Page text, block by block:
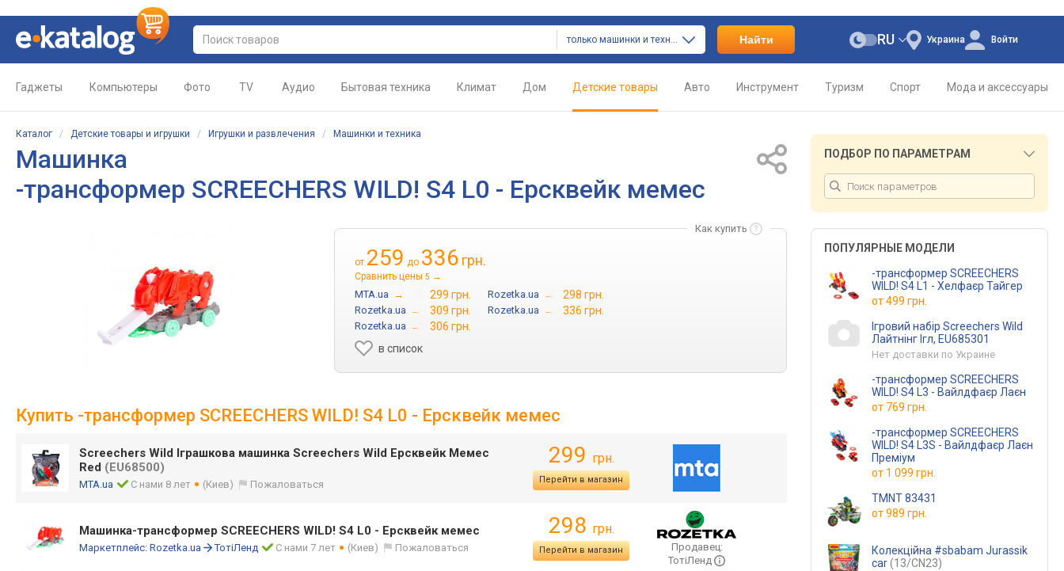
только машинки и техника Найти Украина
RU Войти
Гаджеты Компьютеры Фото TV Аудио Бытовая техника Климат Дом Детские товары Авто Инструмент Туризм Спорт Мода и аксессуары
Каталог / Детские товары и игрушки / Игрушки и развлечения / Машинки и техника
Машинка
-трансформер SCREECHERS WILD! S4 L0 - Ерсквейк мемес
Как купить
от 259 до 336 грн.
Сравнить цены 5 →
MTA.ua → 299 грн. Rozetka.ua → 298 грн.
Rozetka.ua → 309 грн. Rozetka.ua → 336 грн.
Rozetka.ua →
306 грн.
в список
Купить -трансформер SCREECHERS WILD! S4 L0 - Ерсквейк мемес
Screechers Wild Іграшкова машинка Screechers Wild Ерсквейк Мемес
Red (EU68500)
MTA.ua С нами 8 лет (Киев) Пожаловаться
299 грн.
Перейти в магазин
Машинка-трансформер SCREECHERS WILD! S4 L0 - Ерсквейк мемес
Маркетплейс: Rozetka.ua ТотіЛенд С нами 7 лет (Киев) Пожаловаться
298 грн.
Перейти в магазин
Продавец:
ТотіЛенд
ПОДБОР ПО ПАРАМЕТРАМ
ПОПУЛЯРНЫЕ МОДЕЛИ
-трансформер SCREECHERS
WILD! S4 L1 - Хелфаєр Тайгер
от499 грн.
Ігровий набір Screechers Wild
Лайтнінг Ігл, EU685301
Нет доставки по Украине
-трансформер SCREECHERS
WILD! S4 L3 - Вайлдфаєр Лаєн
от 769 грн.
-трансформер SCREECHERS
WILD! S4 L3S - Вайлдфаєр Лаєн
Преміум
от 1 099 грн.
TMNT 83431
от989 грн.
Колекційна #sbabam Jurassik
car(13/CN23)